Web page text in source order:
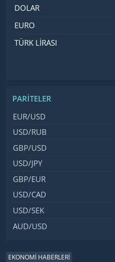
İsimDeğer
DOLAR
EURO
TÜRK LIRASI
PARITELER
İsim, Kod
EUR/USD
USD/RUB
GBP/USD
USD/JPY
GBP/EUR
USD/CAD
USD/SEK
AUD/USD
EKONOMİ HABERLERİ